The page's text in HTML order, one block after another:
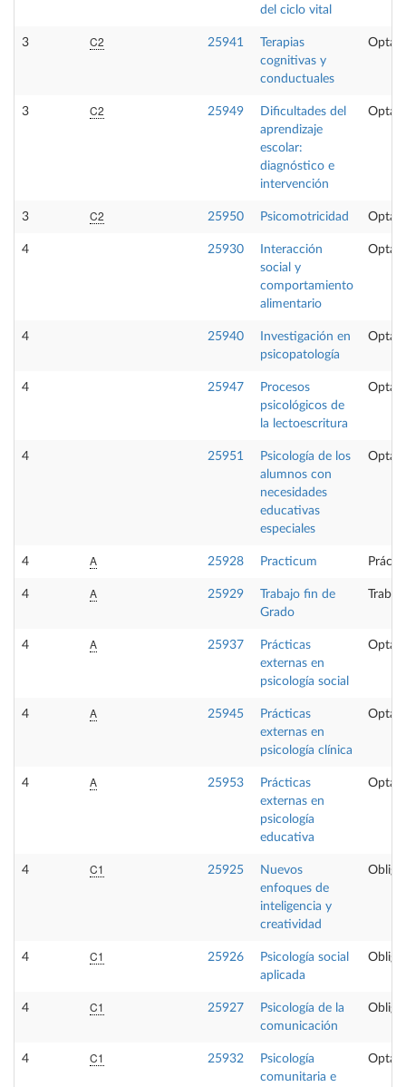
del ciclo vital
3 C2 25941
Terapias
cognitivas y
conductuales
3 C2 25949
Dificultades del
aprendizaje
escolar:
diagnóstico e
intervención
3 C2 25950 Psicomotricidad
4 25930
Interacción
social y
comportamiento
alimentario
4 25940
Investigación en
psicopatología
4 25947
Procesos
psicológicos de
la lectoescritura
4 25951
Psicología de los
alumnos con
necesidades
educativas
especiales
4 A 25928 Practicum
4 A 25929
Trabajo fin de
Grado
4 A 25937
Prácticas
externas en
psicología social
4 A 25945
Prácticas
externas en
psicología clínica
4 A 25953
Prácticas
externas en
psicología
educativa
4 C1 25925
Nuevos
enfoques de
inteligencia y
creatividad
4 C1 25926
Psicología social
aplicada
4 C1 25927
Psicología de la
comunicación
4 C1 25932
Psicología
comunitaria e